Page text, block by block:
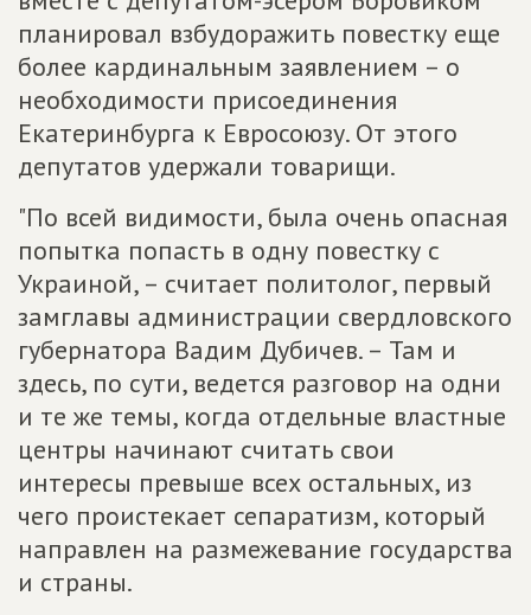
планировал взбудоражить повестку еще
более кардинальным заявлением – о
необходимости присоединения
Екатеринбурга к Евросоюзу. От этого
депутатов удержали товарищи.
"По всей видимости, была очень опасная
попытка попасть в одну повестку с
Украиной, – считает политолог, первый
замглавы администрации свердловского
губернатора Вадим Дубичев. – Там и
здесь, по сути, ведется разговор на одни
и те же темы, когда отдельные властные
центры начинают считать свои
интересы превыше всех остальных, из
чего проистекает сепаратизм, который
направлен на размежевание государства
и страны.